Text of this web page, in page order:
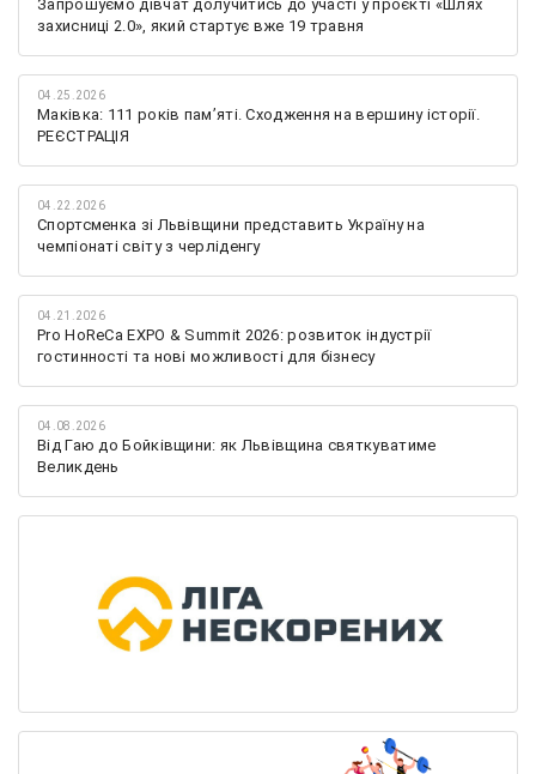
Запрошуємо дівчат долучитись до участі у проєкті «Шлях
захисниці 2.0», який стартує вже 19 травня
04.25.2026
Маківка: 111 років пам’яті. Сходження на вершину історії.
РЕЄСТРАЦІЯ
04.22.2026
Спортсменка зі Львівщини представить Україну на
чемпіонаті світу з черліденгу
04.21.2026
Pro HoReCa EXPO & Summit 2026: розвиток індустрії
гостинності та нові можливості для бізнесу
04.08.2026
Від Гаю до Бойківщини: як Львівщина святкуватиме
Великдень